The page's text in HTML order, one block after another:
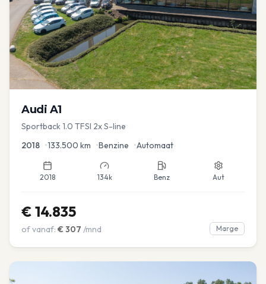
Audi A1
Sportback 1.0 TFSI 2x S-line
2018 •133.500 km •Benzine •Automaat
2018 134k Benz Aut
€ 14.835
of vanaf: € 307 /mnd Marge